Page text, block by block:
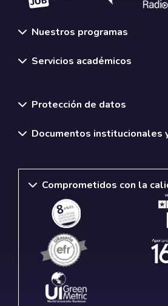
Nuestros programas
Servicios académicos
Protección de datos
Documentos institucionales
Comprometidos con la